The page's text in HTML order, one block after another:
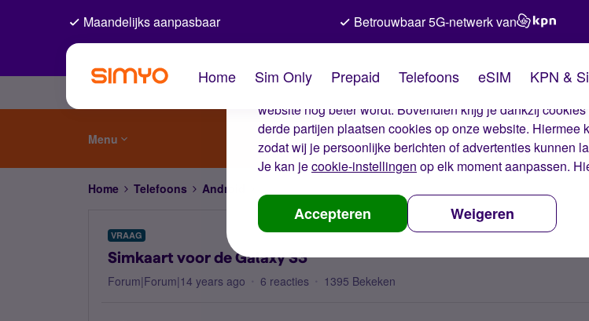
De cookies van Simyo
Wij gebruiken cookies op onze website. Met deze cookies
website nog beter wordt. Bovendien krijg je dankzij
derde partijen plaatsen cookies op onze website. Hiermee
zodat wij je persoonlijke berichten of advertenties kunnen
Je kan jecookie-instellingen op elk moment aanpassen.
Accepteren Weigeren
Maandelijks aanpasbaar Betrouwbaar 5G-netwerk van
Home Sim Only Prepaid Telefoons eSIM KPN &
Menu
Home Telefoons Android
VRAAG
Simkaart voor de Galaxy S3
Forum|Forum|14 years ago 6 reacties 1395 Bekeken